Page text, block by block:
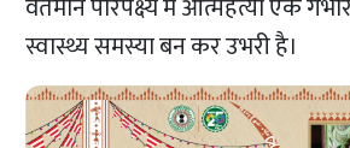
वर्तमान परिपेक्ष्य में आत्महत्या एक
स्वास्थ्य समस्या बन कर उभरी है।